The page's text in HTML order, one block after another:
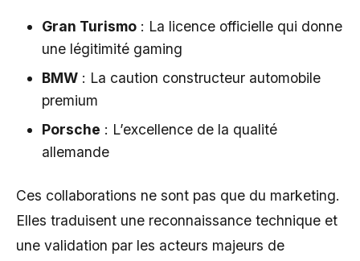
Gran Turismo : La licence officielle qui donne
une légitimité gaming
BMW : La caution constructeur automobile
premium
Porsche : L’excellence de la qualité
allemande
Ces collaborations ne sont pas que du marketing.
Elles traduisent une reconnaissance technique et
une validation par les acteurs majeurs de